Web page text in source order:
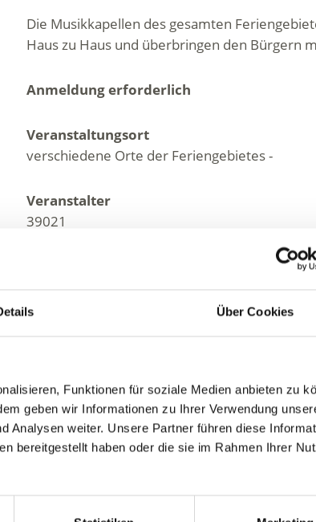
Über Cookies
Funktionen für soziale Medien anbieten zu
geben wir Informationen zu Ihrer Verwendung
Analysen weiter. Unsere Partner führen diese
bereitgestellt haben oder die sie im Rahmen Ihrer
Die Musikkapellen des gesamten
Haus zu Haus und überbringen den Bürgern
Anmeldung erforderlich
Veranstaltungsort
verschiedene Orte der Feriengebietes -
Veranstalter
39021